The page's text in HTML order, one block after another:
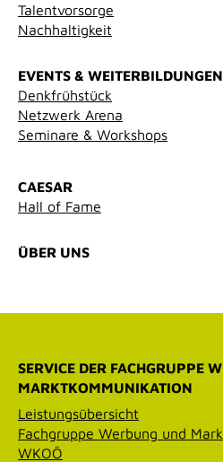
Talentvorsorge
Nachhaltigkeit
EVENTS & WEITERBILDUNGEN
Denkfrühstück
Netzwerk Arena
Seminare & Workshops
CAESAR
Hall of Fame
ÜBER UNS
SERVICE DER FACHGRUPPE
MARKTKOMMUNIKATION
Leistungsübersicht
Fachgruppe Werbung und
WKOÖ